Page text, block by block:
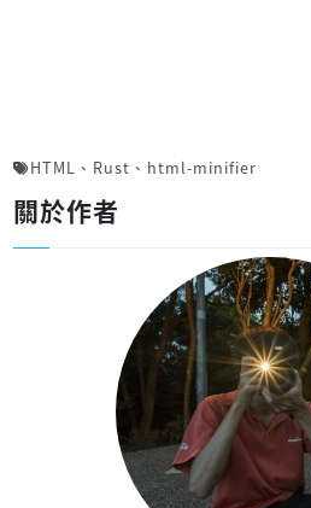
HTML 、 Rust 、 html-minifier
關於作者